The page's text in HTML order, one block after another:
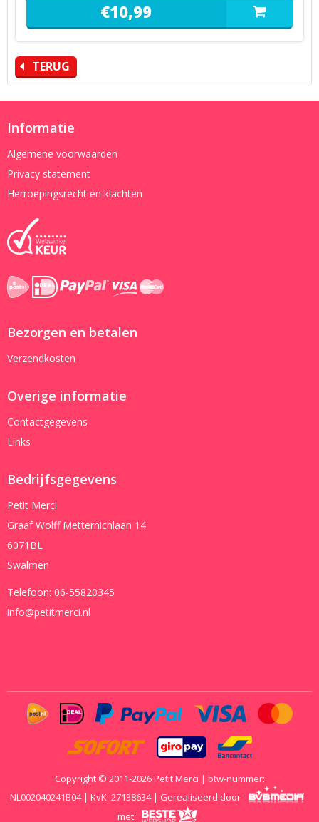
€10,99
TERUG
Informatie
Algemene voorwaarden
Privacy statement
Herroepingsrecht en klachten
Bezorgen en betalen
Verzendkosten
Overige informatie
Contactgegevens
Links
Bedrijfsgegevens
Petit Merci
Graaf Wolff Metternichlaan 14
6071BL
Swalmen
Telefoon: 06-55820345
info@petitmerci.nl
Copyright © 2011-2026 Petit Merci | btw-nummer:
NL002040241B04 | KvK: 27138634 | Gerealiseerd door
met